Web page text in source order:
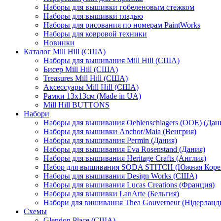
Наборы для вышивки гобеленовым стежком
Наборы для вышивки гладью
Наборы для рисования по номерам PaintWorks
Наборы для ковровой техники
Новинки
Каталог Mill Hill (США)
Наборы для вышивания Mill Hill (США)
Бисер Mill Hill (США)
Treasures Mill Hill (США)
Аксессуары Mill Hill (США)
Рамки 13х13см (Made in UA)
Mill Hill BUTTONS
Набори
Наборы для вышивания Oehlenschlagers (OOE)
Наборы для вышивки Anchor/Maia (Венгрия)
Наборы для вышивания Permin (Дания)
Наборы для вышивания Eva Rosenstand (Дания)
Наборы для вышивания Heritage Crafts (Англия)
Набор для вышивания SODA STITCH (Южная
Наборы для вышивания Design Works (США)
Наборы для вышивания Lucas Creations (Франция)
Наборы для вышивки LanArte (Бельгия)
Набори для вишивання Thea Gouverneur
Схемы